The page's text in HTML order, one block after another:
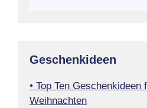
Geschenkideen
• Top Ten
Weihnachten